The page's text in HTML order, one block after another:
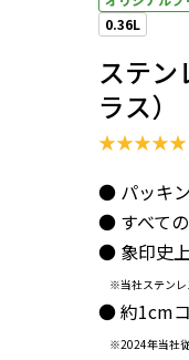
0.36L
ステン
ラス）
★★★★★
● パッキ
● すべての
● 象印史
※当社ステンレ
● 約1cm
※2024年当社